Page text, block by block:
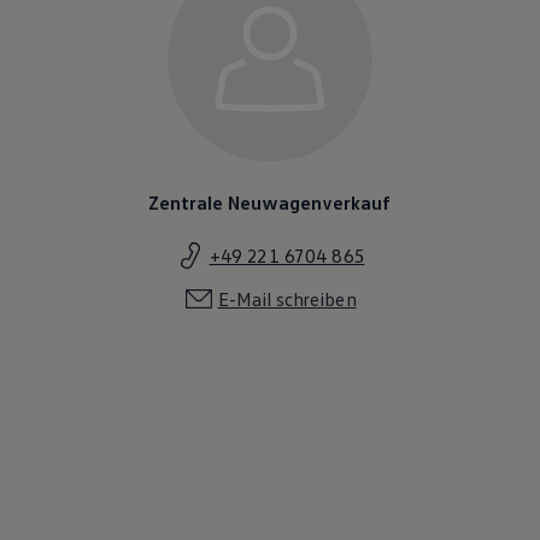
Zentrale Neuwagenverkauf
+49 221 6704 865
E-Mail schreiben